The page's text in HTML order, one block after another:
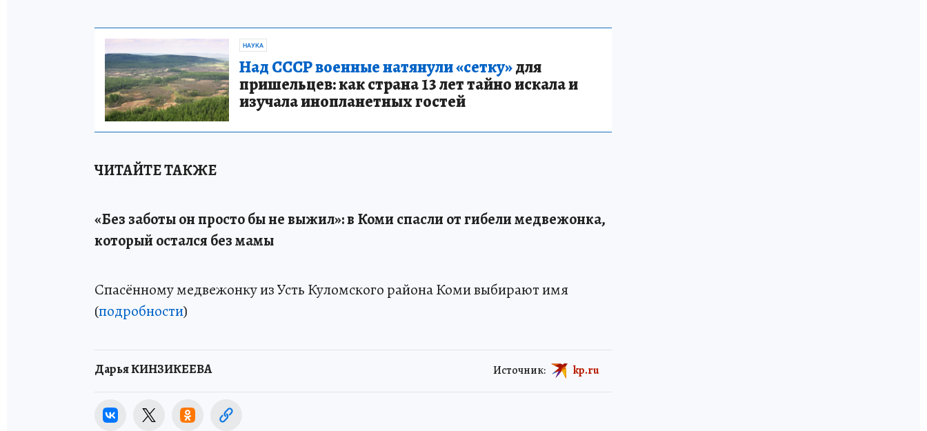
НАУКА
Над СССР военные натянули «сетку»для
пришельцев: как страна 13 лет тайно искала и
изучала инопланетных гостей
ЧИТАЙТЕ ТАКЖЕ
«Без заботы он просто бы не выжил»: в Коми спасли от гибели медвежонка,
который остался без мамы
Спасённому медвежонку из Усть Куломского района Коми выбирают имя
(подробности)
Дарья КИНЗИКЕЕВА Источник: kp.ru